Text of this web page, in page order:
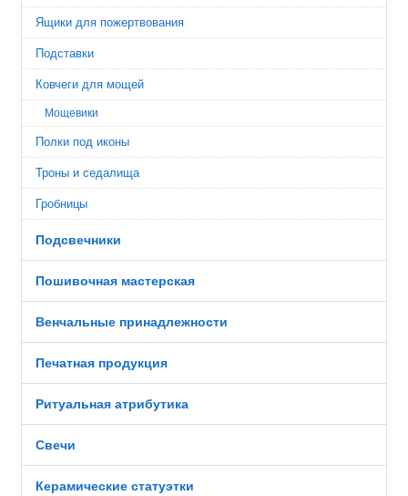
Ящики для пожертвования
Подставки
Ковчеги для мощей
Мощевики
Полки под иконы
Троны и седалища
Гробницы
Подсвечники
Пошивочная мастерская
Венчальные принадлежности
Печатная продукция
Ритуальная атрибутика
Свечи
Керамические статуэтки